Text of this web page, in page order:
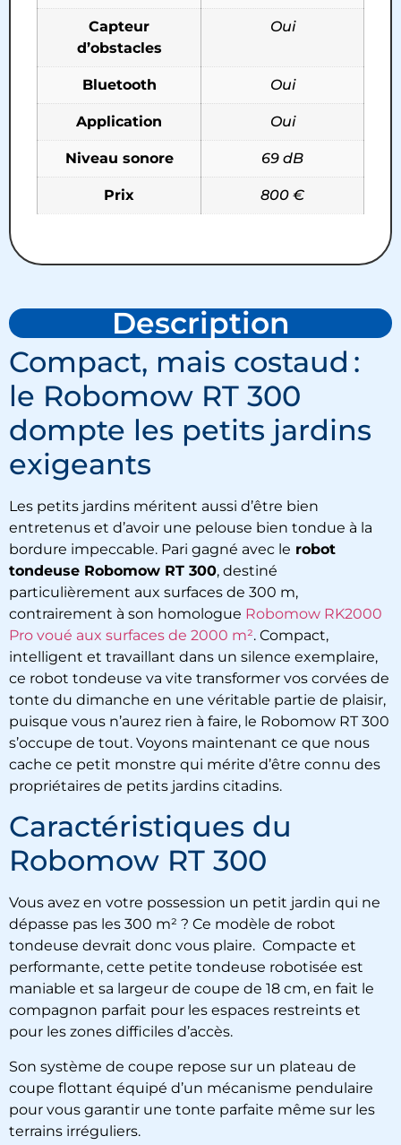
Capteur
d’obstacles
Oui
Bluetooth Oui
Application Oui
Niveau sonore 69 dB
Prix 800 €
Description
Compact, mais costaud :
le Robomow RT 300
dompte les petits jardins
exigeants
Les petits jardins méritent aussi d’être bien
entretenus et d’avoir une pelouse bien tondue à la
bordure impeccable. Pari gagné avec le robot
tondeuse Robomow RT 300, destiné
particulièrement aux surfaces de 300 m,
contrairement à son homologue Robomow RK2000
Pro voué aux surfaces de 2000 m². Compact,
intelligent et travaillant dans un silence exemplaire,
ce robot tondeuse va vite transformer vos corvées de
tonte du dimanche en une véritable partie de plaisir,
puisque vous n’aurez rien à faire, le Robomow RT 300
s’occupe de tout. Voyons maintenant ce que nous
cache ce petit monstre qui mérite d’être connu des
propriétaires de petits jardins citadins.
Caractéristiques du
Robomow RT 300
Vous avez en votre possession un petit jardin qui ne
dépasse pas les 300 m² ? Ce modèle de robot
tondeuse devrait donc vous plaire. Compacte et
performante, cette petite tondeuse robotisée est
maniable et sa largeur de coupe de 18 cm, en fait le
compagnon parfait pour les espaces restreints et
pour les zones difficiles d’accès.
Son système de coupe repose sur un plateau de
coupe flottant équipé d’un mécanisme pendulaire
pour vous garantir une tonte parfaite même sur les
terrains irréguliers.